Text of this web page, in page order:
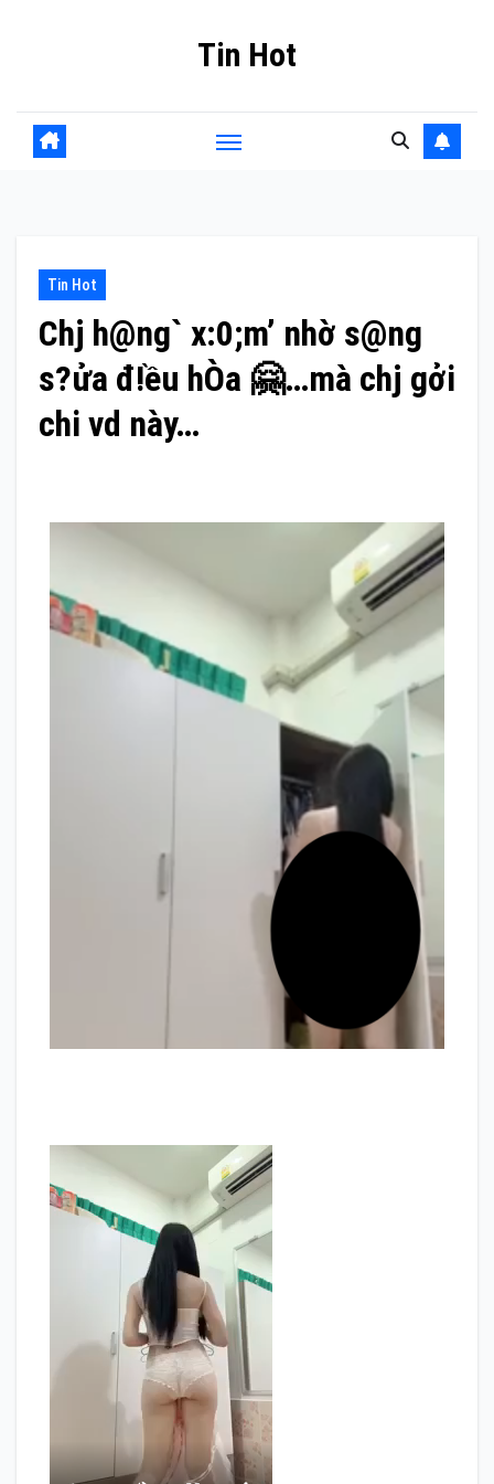
Tin Hot
Tin Hot
Chj h@ng` x:0;m’ nhờ s@ng
s?ửa đ!ều hÒa 🤗…mà chj gởi
chi vd này…